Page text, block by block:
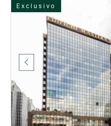
Exclusivo